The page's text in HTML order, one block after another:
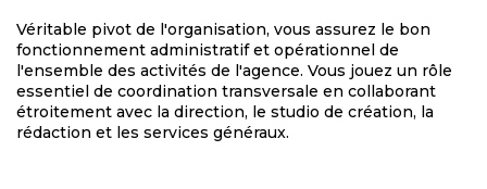
Véritable pivot de l'organisation, vous assurez le bon
fonctionnement administratif et opérationnel de
l'ensemble des activités de l'agence. Vous jouez un rôle
essentiel de coordination transversale en collaborant
étroitement avec la direction, le studio de création, la
rédaction et les services généraux.